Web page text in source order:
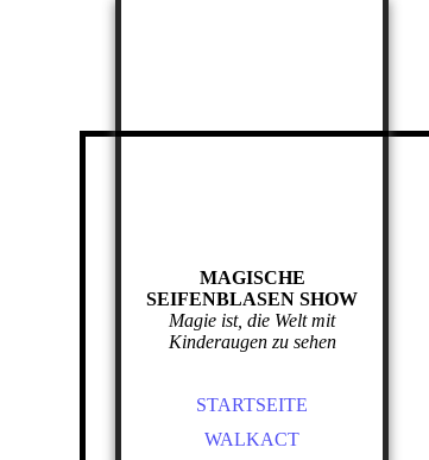
MAGISCHE
SEIFENBLASEN SHOW
Magie ist, die Welt mit
Kinderaugen zu sehen
STARTSEITE
WALKACT